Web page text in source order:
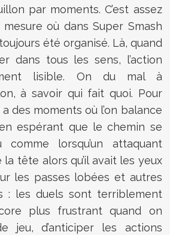
par moments. C’est assez
où dans Super Smash
été organisé. Là, quand
dans tous les sens, l’action
lisible. On du mal à
à savoir qui fait quoi. Pour
des moments où l’on balance
espérant que le chemin se
lorsqu’un attaquant
tête alors qu’il avait les yeux
les passes lobées et autres
: les duels sont terriblement
plus frustrant quand on
jeu, d’anticiper les actions